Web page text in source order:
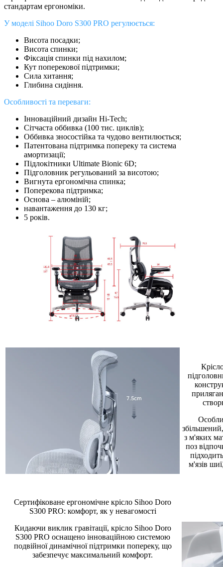
стандартам ергономіки.
У моделі Sihoo Doro S300 PRO регулюється:
Висота посадки;
Висота спинки;
Фіксація спинки під нахилом;
Кут поперекової підтримки;
Сила хитання;
Глибина сидіння.
Особливості та переваги:
Інноваційний дизайн Hi-Tech;
Сітчаста оббивка (100 тис. циклів);
Оббивка зносостійка та чудово вентилюється;
Патентована підтримка попереку та система
амортизації;
Підлокітники Ultimate Bionic 6D;
Підголовник регульований за висотою;
Вигнута ергономічна спинка;
Поперекова підтримка;
Основа – алюміній;
навантаження до 130 кг;
5 років.
з м'яких
поз
м'язів
Сертифіковане ергономічне крісло Sihoo Doro
S300 PRO: комфорт, як у невагомості
Кидаючи виклик гравітації, крісло Sihoo Doro
S300 PRO оснащено інноваційною системою
подвійної динамічної підтримки попереку, що
забезпечує максимальний комфорт.